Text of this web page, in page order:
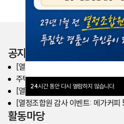
24시간 동안 다시 열람하지 않습니다.
공지사항
[열린노동조합] 주거안정 대출 제도
주택안정대출 시행 여부 전조합원
[열정조합원 전환 이벤트] 총 3,000
[열정조합원 감사 이벤트: 메가커피
활동마당